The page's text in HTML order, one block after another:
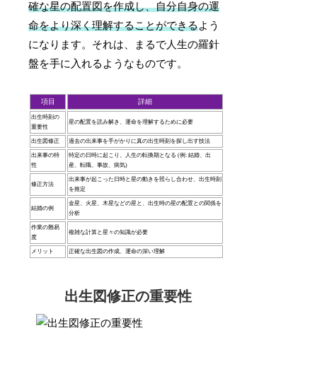
確な星の配置図を作成し、自分自身の運
命をより深く理解することができるよう
になります。それは、まるで人生の羅針
盤を手に入れるようなものです。
項目 詳細
出生時刻の
重要性
星の配置を読み解き、運命を理解するために必要
出生図修正 過去の出来事を手がかりに真の出生時刻を探し出す技法
出来事の特
性
特定の日時に起こり、人生の転換期となる (例: 結婚、出
産、転職、事故、病気)
修正方法
出来事が起こった日時と星の動きを照らし合わせ、出生時刻
を推定
結婚の例
金星、火星、木星などの星と、出生時の星の配置との関係を
分析
作業の難易
度
複雑な計算と星々の知識が必要
メリット 正確な出生図の作成、運命の深い理解
出生図修正の重要性